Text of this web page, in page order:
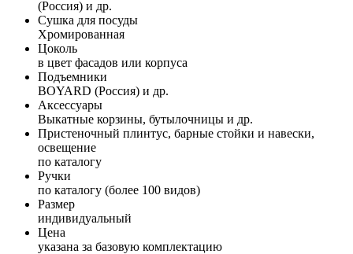
(Россия) и др.
Сушка для посуды
Хромированная
Цоколь
в цвет фасадов или корпуса
Подъемники
BOYARD (Россия) и др.
Аксессуары
Выкатные корзины, бутылочницы и др.
Пристеночный плинтус, барные стойки и навески,
освещение
по каталогу
Ручки
по каталогу (более 100 видов)
Размер
индивидуальный
Цена
указана за базовую комплектацию